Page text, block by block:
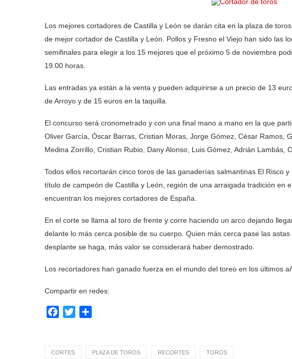
Los mejores cortadores de Castilla y León se darán cita en la plaza de
de mejor cortador de Castilla y León. Pollos y Fresno el Viejo han sido las
semifinales para elegir a los 15 mejores que el próximo 5 de noviembre
19.00 horas.
Las entradas ya están a la venta y pueden adquirirse a un precio de 13
de Arroyo y de 15 euros en la taquilla.
El concurso será cronometrado y con una final mano a mano en la que
Oliver García, Óscar Barras, Cristian Moras, Jorge Gómez, César Ramos,
Medina Zorrillo, Cristian Rubio, Dany Alonso, Luis Gómez, Adrián Lambás,
Todos ellos recortarán cinco toros de las ganaderías salmantinas El Risco
título de campeón de Castilla y León, región de una arraigada tradición en
encuentran los mejores cortadores de España.
En el corte se llama al toro de frente y corre haciendo un arco dejando
delante lo más cerca posible de su cuerpo. Quien más cerca pase las
desplante se haga, más valor se considerará haber demostrado.
Los recortadores han ganado fuerza en el mundo del toreo en los últimos
Compartir en redes:
Facebook
Twitter
CORTES PLAZA DE TOROS RECORTES TOROS